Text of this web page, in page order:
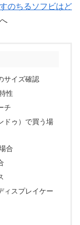
すのちるソフビはど
へ
サイズ確認
性
チ
ドゥ）で買う場
合
ィスプレイケー